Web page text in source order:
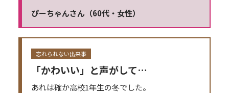
ぴーちゃんさん（60代・女性）
忘れられない出来事
「かわいい」と声がして…
あれは確か高校1年生の冬でした。